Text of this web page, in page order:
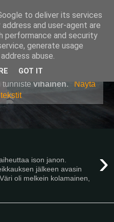
tunnistevihainen.
Näytä
›
ison janon.
jälkeen avasin
oli melkein kolamainen,
to deliver its services
and user-agent are
performance and security
generate usage
abuse.
GOT IT